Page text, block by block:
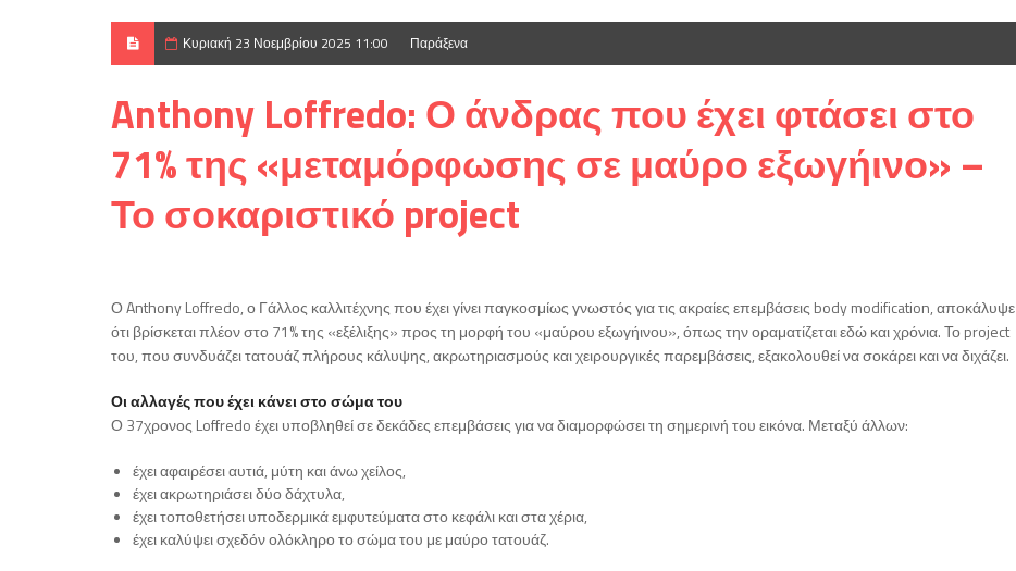
Κυριακή 23 Νοεμβρίου 2025 11:00 Παράξενα
Anthony Loffredo: Ο άνδρας που έχει φτάσει στο
71% της «μεταμόρφωσης σε μαύρο εξωγήινο» –
Το σοκαριστικό project
Ο Anthony Loffredo, ο Γάλλος καλλιτέχνης που έχει γίνει παγκοσμίως γνωστός για τις ακραίες επεμβάσεις body modification, αποκάλυψε
ότι βρίσκεται πλέον στο 71% της «εξέλιξης» προς τη μορφή του «μαύρου εξωγήινου», όπως την οραματίζεται εδώ και χρόνια. Το project
του, που συνδυάζει τατουάζ πλήρους κάλυψης, ακρωτηριασμούς και χειρουργικές παρεμβάσεις, εξακολουθεί να σοκάρει και να διχάζει.
Οι αλλαγές που έχει κάνει στο σώμα του
Ο 37χρονος Loffredo έχει υποβληθεί σε δεκάδες επεμβάσεις για να διαμορφώσει τη σημερινή του εικόνα. Μεταξύ άλλων:
έχει αφαιρέσει αυτιά, μύτη και άνω χείλος,
έχει ακρωτηριάσει δύο δάχτυλα,
έχει τοποθετήσει υποδερμικά εμφυτεύματα στο κεφάλι και στα χέρια,
έχει καλύψει σχεδόν ολόκληρο το σώμα του με μαύρο τατουάζ.